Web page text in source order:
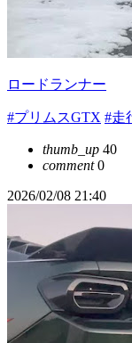
ロードランナー
#プリムスGTX #走
thumb_up 40
comment0
2026/02/08 21:40